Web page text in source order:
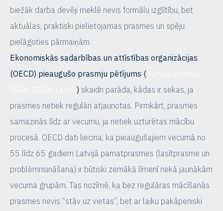
biežāk darba devēji meklē nevis formālu izglītību, bet
aktuālas, praktiski pielietojamas prasmes un spēju
pielāgoties pārmaiņām.
Ekonomiskās sadarbības un attīstības organizācijas
(OECD) pieaugušo prasmju pētījums (
) skaidri parāda, kādas ir sekas, ja
prasmes netiek regulāri atjaunotas. Pirmkārt, prasmes
samazinās līdz ar vecumu, ja netiek uzturētas mācību
procesā. OECD dati liecina, ka pieaugušajiem vecumā no
55 līdz 65 gadiem Latvijā pamatprasmes (lasītprasme un
problēmrisināšana) ir būtiski zemākā līmenī nekā jaunākām
vecuma grupām. Tas nozīmē, ka bez regulāras mācīšanās
prasmes nevis “stāv uz vietas”, bet ar laiku pakāpeniski